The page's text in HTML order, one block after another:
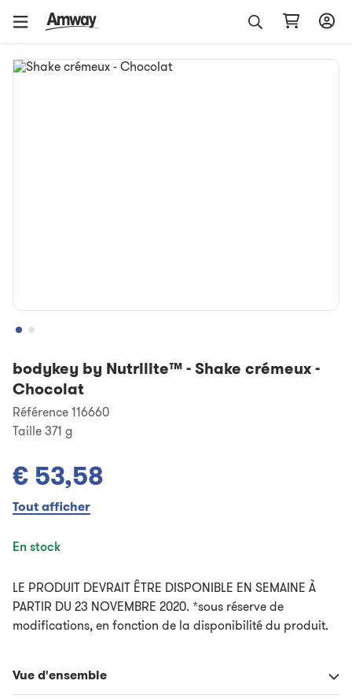
bodykey by Nutrilite™-Shake crémeux -
Chocolat
Référence 116660
Taille 371 g
€ 53,58
Tout afficher
En stock
LE PRODUIT DEVRAIT ÊTRE DISPONIBLE EN SEMAINE À
PARTIR DU 23 NOVEMBRE 2020. *sous réserve de
modifications, en fonction de la disponibilité du produit.
Vue d'ensemble